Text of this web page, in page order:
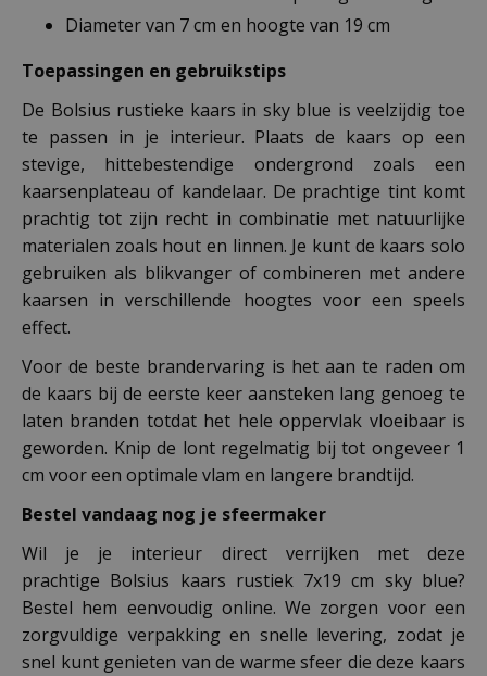
Diameter van 7 cm en hoogte van 19 cm
Toepassingen en gebruikstips
De Bolsius rustieke kaars in sky blue is veelzijdig toe
te passen in je interieur. Plaats de kaars op een
stevige, hittebestendige ondergrond zoals een
kaarsenplateau of kandelaar. De prachtige tint komt
prachtig tot zijn recht in combinatie met natuurlijke
materialen zoals hout en linnen. Je kunt de kaars solo
gebruiken als blikvanger of combineren met andere
kaarsen in verschillende hoogtes voor een speels
effect.
Voor de beste brandervaring is het aan te raden om
de kaars bij de eerste keer aansteken lang genoeg te
laten branden totdat het hele oppervlak vloeibaar is
geworden. Knip de lont regelmatig bij tot ongeveer 1
cm voor een optimale vlam en langere brandtijd.
Bestel vandaag nog je sfeermaker
Wil je je interieur direct verrijken met deze
prachtige Bolsius kaars rustiek 7x19 cm sky blue?
Bestel hem eenvoudig online. We zorgen voor een
zorgvuldige verpakking en snelle levering, zodat je
snel kunt genieten van de warme sfeer die deze kaars